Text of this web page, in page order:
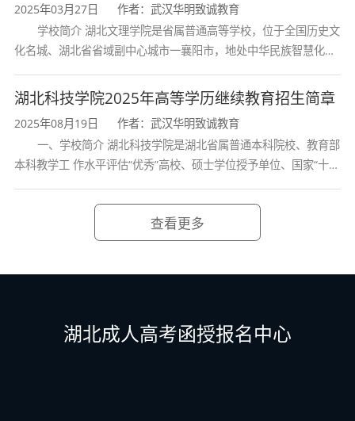
也可以查到学历信息。
如果想了解更多有关2021年湖北成人高考报
名 信息以及有关湖北国家开放大学（电大文
凭）的信息，请关注我们微信公众号“湖北成
教自考函授站”了解更多湖北成人高考函授报
名知识和电大有关方面的知识。如果还有不
明白的可以联系我们在线老师，帮助您解答
更多知识，帮助您提升2021年湖北成人高考
2025年03月27日
作者：武汉华明致诚教育
学校简介 湖北文理学院是省属普通高等学校，位于全国历史文
化名城、湖北省省域副中心城市一襄阳市，地处中华民族智慧化身
学校、全国普通
湖北科技学院2025年高等学历继续教育招生简章
2025年08月19日
作者：武汉华明致诚教育
一、学校简介 湖北科技学院是湖北省属普通本科院校、教育部
本科教学工 作水平评估“优秀”高校、硕士学位授予单位、国家“十三
查看更多
湖北成人高考函授报名中心